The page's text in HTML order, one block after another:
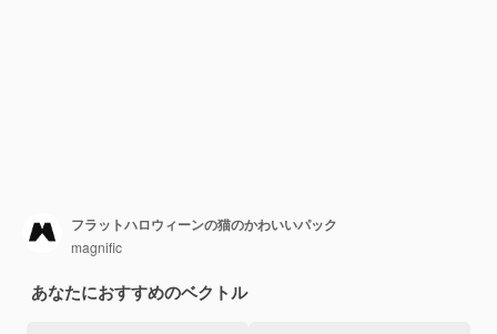
フラットハロウィーンの猫のかわいいパック
magnific
あなたにおすすめのベクトル